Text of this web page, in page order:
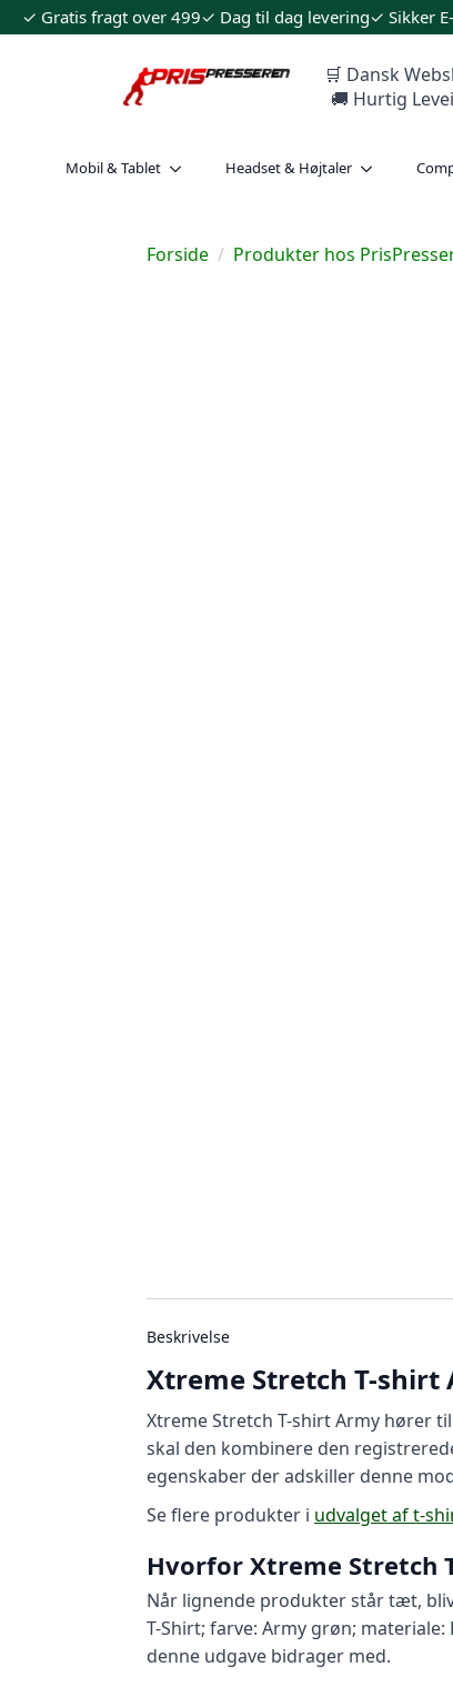
✓ Gratis fragt over 499✓ Dag til dag levering✓ Sikker
🛒 Dansk
🚚 Hurtig
Mobil & Tablet Headset & Højtaler
Forside Produkter hos
Beskrivelse
Xtreme Stretch T-shirt
Xtreme Stretch T-shirt Army hører
skal den kombinere den
egenskaber der adskiller denne
Se flere produkter i udvalget af t-
Hvorfor Xtreme Stretch
Når lignende produkter står tæt,
T-Shirt; farve: Army grøn;
denne udgave bidrager med.